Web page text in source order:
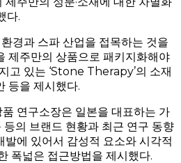
다.
경과 스파 산업을 접목하는 것을
제주만의 상품으로 패키지화해야
고 있는 ‘Stone Therapy’의 소재
등을 제시했다.
연구소장은 일본을 대표하는 가
등의 브랜드 현황과 최근 연구 동향
발에 있어서 감성적 요소와 시각적
폭넓은 접근방법을 제시했다.